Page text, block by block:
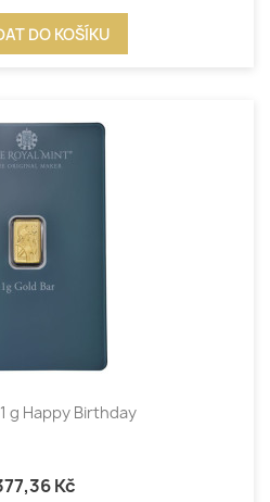
DO KOŠÍKU
g Happy Birthday
Kč